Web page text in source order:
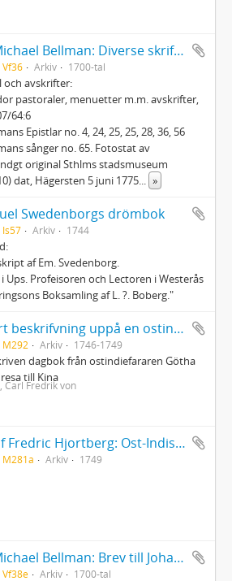
Carl Michael Bellman: Diverse skrifter
Vf36 Arkiv 1700-tal
och avskrifter:
pastoraler, menuetter m.m. avskrifter,
64:6
Epistlar no. 4, 24, 25, 25, 28, 36, 56
sånger no. 65. Fotostat av
original Sthlms stadsmuseum
dat, Hägersten 5 juni 1775... »
Swedenborgs drömbok
Is57 Arkiv 1744
af Em. Svedenborg.
Ups. Profeisoren och Lectoren i Westerås
Boksamling af L. ?. Boberg."
En kort beskrifvning uppå en ostindisk resa till Canton uthi Chinah - förrättat af Carl Fredrich von Schantz ifrån åhr 1746 till åhr 1749
M292 Arkiv 1746-1749
dagbok från ostindiefararen Götha
till Kina
Carl Fredrik von
Gustaf Fredric Hjortberg: Ost-Indisk resa
M281a Arkiv 1749
Carl Michael Bellman: Brev till Johan Fredrik Granschoug
Vf38e Arkiv 1700-tal